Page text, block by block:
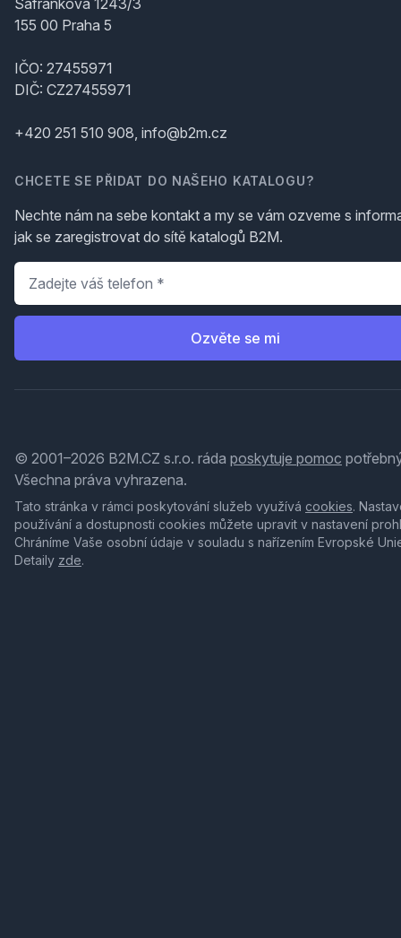
Šafránkova 1243/3
155 00 Praha 5
IČO: 27455971
DIČ: CZ27455971
+420 251 510 908, info@b2m.cz
CHCETE SE PŘIDAT DO NAŠEHO KATALOGU?
Nechte nám na sebe kontakt a my se vám ozveme s
jak se zaregistrovat do sítě katalogů B2M.
Telefon
Ozvěte se mi
© 2001–2026 B2M.CZ s.r.o. ráda poskytuje pomoc
Všechna práva vyhrazena.
Tato stránka v rámci poskytování služeb využívá cookies.
používání a dostupnosti cookies můžete upravit v nastavení
Chráníme Vaše osobní údaje v souladu s nařízením Evropské
Detaily zde.